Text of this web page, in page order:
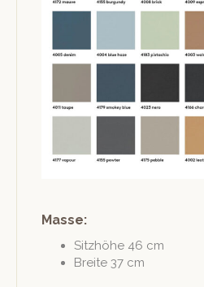
Masse:
Sitzhöhe 46 cm
Bre­ite 37 cm